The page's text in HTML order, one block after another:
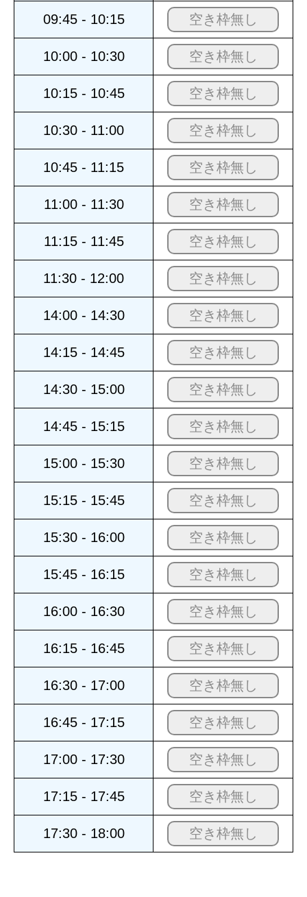
09:45 - 10:15 空き枠無し
10:00 - 10:30 空き枠無し
10:15 - 10:45 空き枠無し
10:30 - 11:00 空き枠無し
10:45 - 11:15 空き枠無し
11:00 - 11:30 空き枠無し
11:15 - 11:45 空き枠無し
11:30 - 12:00 空き枠無し
14:00 - 14:30 空き枠無し
14:15 - 14:45 空き枠無し
14:30 - 15:00 空き枠無し
14:45 - 15:15 空き枠無し
15:00 - 15:30 空き枠無し
15:15 - 15:45 空き枠無し
15:30 - 16:00 空き枠無し
15:45 - 16:15 空き枠無し
16:00 - 16:30 空き枠無し
16:15 - 16:45 空き枠無し
16:30 - 17:00 空き枠無し
16:45 - 17:15 空き枠無し
17:00 - 17:30 空き枠無し
17:15 - 17:45 空き枠無し
17:30 - 18:00 空き枠無し